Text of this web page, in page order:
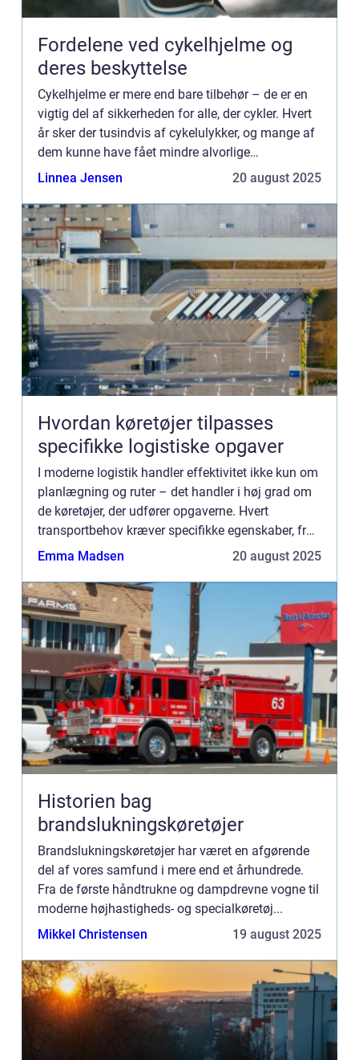
Fordelene ved cykelhjelme og
deres beskyttelse
Cykelhjelme er mere end bare tilbehør – de er en
vigtig del af sikkerheden for alle, der cykler. Hvert
år sker der tusindvis af cykelulykker, og mange af
dem kunne have fået mindre alvorlige
konsekvenser med korrekt beskyttel...
Linnea Jensen 20 august 2025
Hvordan køretøjer tilpasses
specifikke logistiske opgaver
I moderne logistik handler effektivitet ikke kun om
planlægning og ruter – det handler i høj grad om
de køretøjer, der udfører opgaverne. Hvert
transportbehov kræver specifikke egenskaber, fra
lastkapacit...
Emma Madsen 20 august 2025
Historien bag
brandslukningskøretøjer
Brandslukningskøretøjer har været en afgørende
del af vores samfund i mere end et århundrede.
Fra de første håndtrukne og dampdrevne vogne til
moderne højhastigheds- og specialkøretøj...
Mikkel Christensen
19 august 2025